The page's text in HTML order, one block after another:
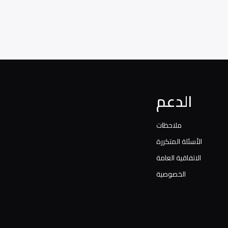
الدعم
ملاحظات
الأسئلة المتكررة
الاتفاقية العامة
الخصوصية